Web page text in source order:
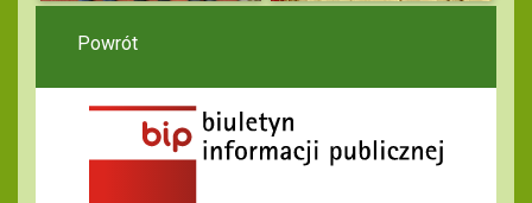
Powrót